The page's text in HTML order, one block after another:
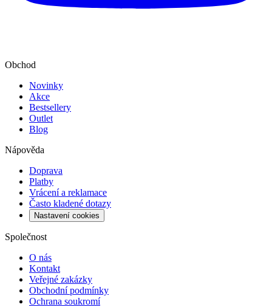
Obchod
Novinky
Akce
Bestsellery
Outlet
Blog
Nápověda
Doprava
Platby
Vrácení a reklamace
Často kladené dotazy
Nastavení cookies
Společnost
O nás
Kontakt
Veřejné zakázky
Obchodní podmínky
Ochrana soukromí